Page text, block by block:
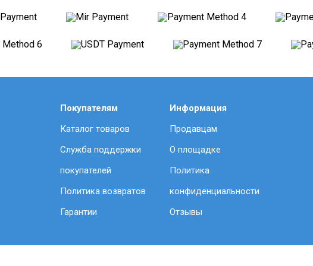
Покупателям
Каталог товаров
Служба поддержки
покупателей
Политика возвратов
Гарантии
Информация
Продавцам
О площадке
Политика
конфиденциальности
Отзывы